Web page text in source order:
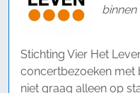
binnen
Stichting Vier Het
concertbezoeken met
niet graag alleen op